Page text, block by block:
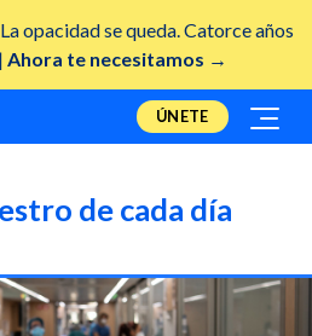
opacidad se queda. Catorce años
Ahora te necesitamos →
ÚNETE
de cada día